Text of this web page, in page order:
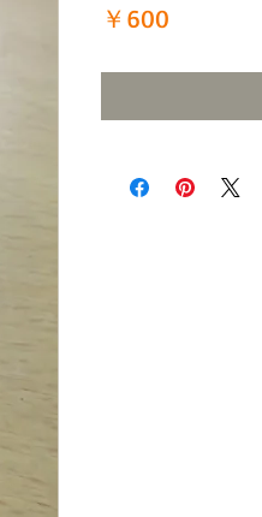
￥600